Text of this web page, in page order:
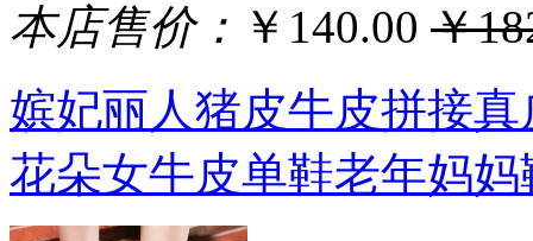
本店售价： ￥140.00 ￥
嫔妃丽人猪皮牛皮拼接
花朵女牛皮单鞋老年妈